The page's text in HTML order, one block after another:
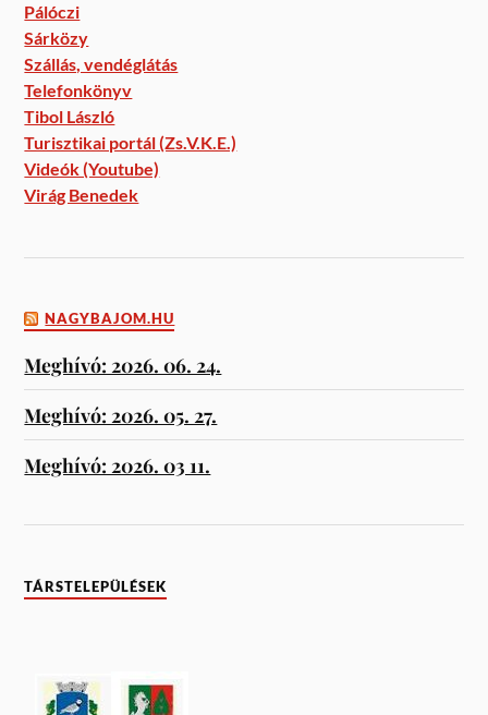
Pálóczi
Sárközy
Szállás, vendéglátás
Telefonkönyv
Tibol László
Turisztikai portál (Zs.V.K.E.)
Videók (Youtube)
Virág Benedek
NAGYBAJOM.HU
Meghívó: 2026. 06. 24.
Meghívó: 2026. 05. 27.
Meghívó: 2026. 03 11.
TÁRSTELEPÜLÉSEK